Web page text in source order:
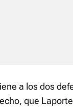
a los dos
que Laporte